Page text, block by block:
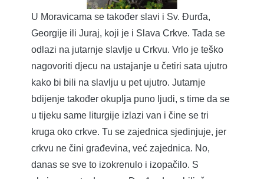
U Moravicama se također slavi i Sv. Đurđa,
Georgije ili Juraj, koji je i Slava Crkve. Tada se
odlazi na jutarnje slavlje u Crkvu. Vrlo je teško
nagovoriti djecu na ustajanje u četiri sata ujutro
kako bi bili na slavlju u pet ujutro. Jutarnje
bdijenje također okuplja puno ljudi, s time da se
u tijeku same liturgije izlazi van i čine se tri
kruga oko crkve. Tu se zajednica sjedinjuje, jer
crkvu ne čini građevina, već zajednica. No,
danas se sve to izokrenulo i izopačilo. S